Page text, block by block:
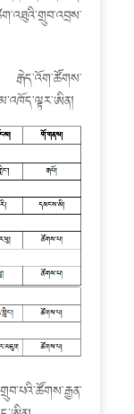
རྒེད་འོག་ཚོགས་